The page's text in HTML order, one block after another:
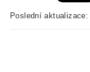
Poslední